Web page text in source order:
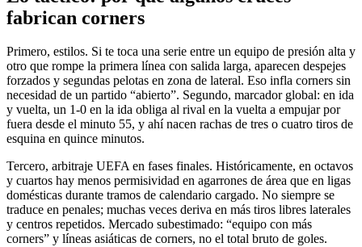
fabrican corners
Primero, estilos. Si te toca una serie entre un equipo de presión alta y
otro que rompe la primera línea con salida larga, aparecen despejes
forzados y segundas pelotas en zona de lateral. Eso infla corners sin
necesidad de un partido “abierto”. Segundo, marcador global: en ida
y vuelta, un 1-0 en la ida obliga al rival en la vuelta a empujar por
fuera desde el minuto 55, y ahí nacen rachas de tres o cuatro tiros de
esquina en quince minutos.
Tercero, arbitraje UEFA en fases finales. Históricamente, en octavos
y cuartos hay menos permisividad en agarrones de área que en ligas
domésticas durante tramos de calendario cargado. No siempre se
traduce en penales; muchas veces deriva en más tiros libres laterales
y centros repetidos. Mercado subestimado: “equipo con más
corners” y líneas asiáticas de corners, no el total bruto de goles.